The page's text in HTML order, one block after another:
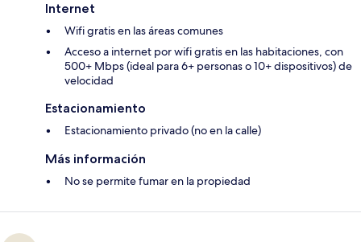
Internet
Wifi gratis en las áreas comunes
Acceso a internet por wifi gratis en las habitaciones, con
500+ Mbps (ideal para 6+ personas o 10+ dispositivos) de
velocidad
Estacionamiento
Estacionamiento privado (no en la calle)
Más información
No se permite fumar en la propiedad